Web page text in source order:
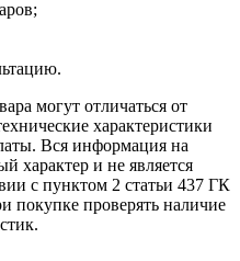
могут отличаться от
характеристики
Вся информация на
характер и не является
с пунктом 2 статьи 437 ГК
покупке проверять наличие